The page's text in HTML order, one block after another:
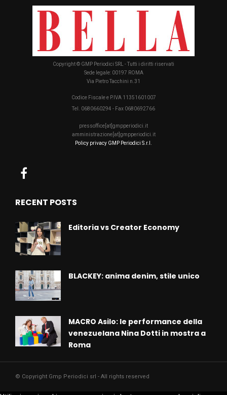
Copyright © GMP Periodici SRL - Tutti i diritti riservati
Sede legale: 00197 ROMA
Via Pietro Tacchini n.31
Codice Fiscale e P.IVA 11351601007
Tel. 0680660294 - Fax 0680692766
pressoffice[at]gmpperiodici.it
amministrazione[at]gmpperiodici.it
Policy privacy GMP Periodici S.r.l.
RECENT POSTS
Editoria vs Creator Economy
BLACKEY: anima denim, stile unico
MACRO Asilo: le performance della
venezuelana Nina Dotti in mostra a
Roma
© Copyright Gmp Periodici srl - All rights reserved